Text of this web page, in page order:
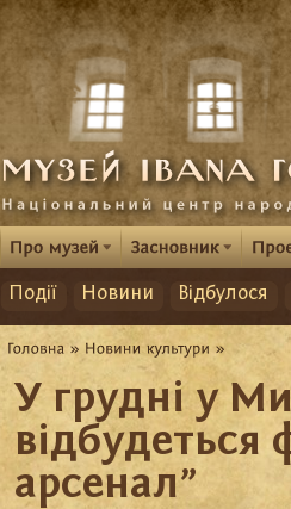
Події Новини Відбулося
У грудні у
відбудеться
арсенал”